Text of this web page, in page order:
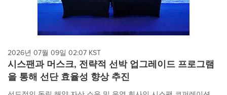
2026년 07월 09일 02:07 KST
시스팬과 머스크, 전략적 선박 업그레이드 프로그램
을 통해 선단 효율성 향상 추진